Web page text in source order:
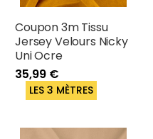
Coupon 3m Tissu
Jersey Velours Nicky
Uni Ocre
35,99 €
LES 3 MÈTRES